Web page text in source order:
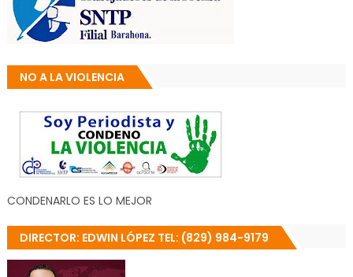
NO A LA VIOLENCIA
CONDENARLO ES LO MEJOR
DIRECTOR: EDWIN LÓPEZ TEL: (829) 984-9179